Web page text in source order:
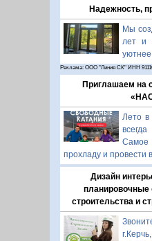
Надежность,
Мы
лет и
Реклама: ООО "Линия СК" ИНН
Приглашаем на
Лето в
Самое
прохладу и провести
Дизайн
строительства и